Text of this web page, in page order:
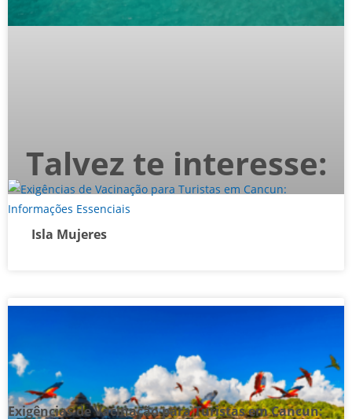
Isla Mujeres
Talvez te interesse:
Exigências de Vacinação para Turistas em Cancun: